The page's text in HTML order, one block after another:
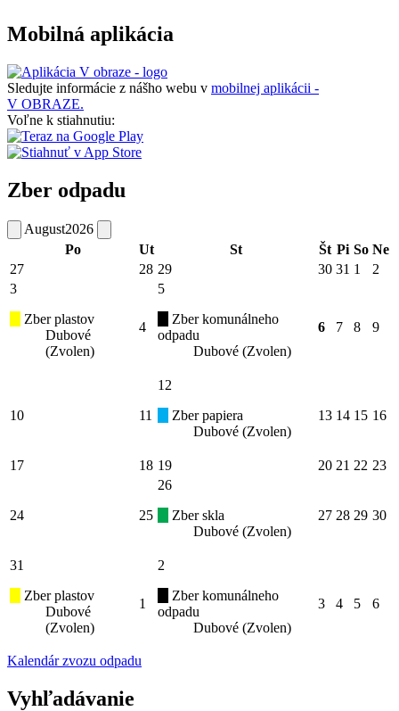
Mobilná aplikácia
Sledujte informácie z nášho webu v mobilnej aplikácii -
V OBRAZE.
Voľne k stiahnutiu:
Zber odpadu
August2026
Po
Ut St Št Pi So Ne
27
28 29 30 31 1
2
3
Zber plastov
Dubové
(Zvolen)
4
5
Zber komunálneho
odpadu
Dubové (Zvolen)
6 7 8 9
10 11
12
Zber papiera
Dubové (Zvolen)
13 14 15 16
17 18 19 20 21 22 23
24 25
26
Zber skla
Dubové (Zvolen)
27 28 29 30
31
Zber plastov
Dubové
(Zvolen)
1
2
Zber komunálneho
odpadu
Dubové (Zvolen)
3 4 5 6
Kalendár zvozu odpadu
Vyhľadávanie